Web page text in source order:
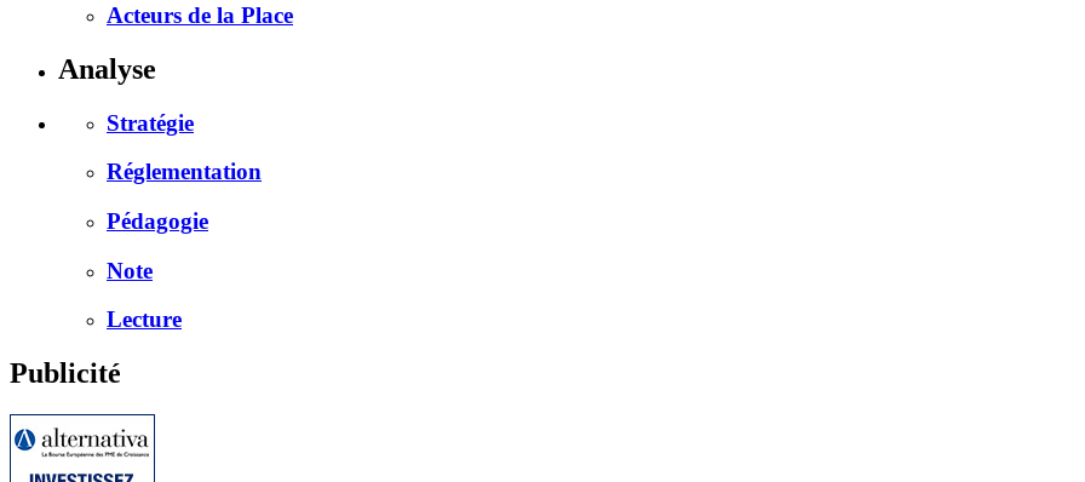
Acteurs de la Place
Analyse
Stratégie
Réglementation
Pédagogie
Note
Lecture
Publicité